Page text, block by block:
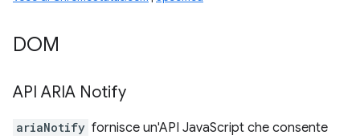
DOM
API ARIA Notify
ariaNotify fornisce un'API JavaScript che consente